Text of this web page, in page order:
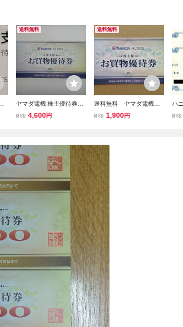
送料無料
ヤマダ電機 株主優待券
5,000円分 有効期限202
即決 4,600円
送料無料
送料無料 ヤマダ電機
株主優待券 2000円分
即決 1,900円
ハ
即決